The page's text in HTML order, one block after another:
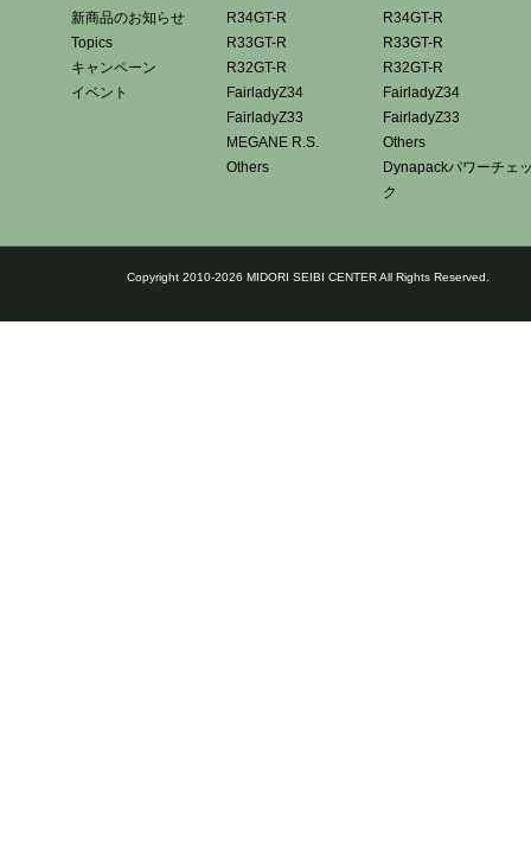
新商品のお知らせ
Topics
キャンペーン
イベント
R34GT-R
R33GT-R
R32GT-R
FairladyZ34
FairladyZ33
MEGANE R.S.
Others
R34GT-R
R33GT-R
R32GT-R
FairladyZ34
FairladyZ33
Others
Dynapackパワーチェ
ク
Copyright 2010-2026 MIDORI SEIBI CENTER All Rights Reserved.